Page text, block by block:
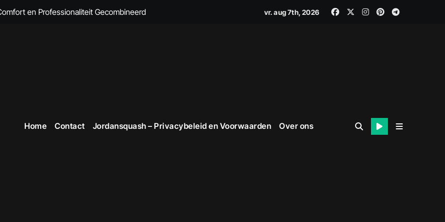
en Professionaliteit Gecombineerd
Overall Kopen voor Elke Gelegenheid
voor Dames
Veiligheid in Stijl
voor Stijlvolle en Functionele Outfits op de Werkvloer
Uitstraling op het Werk
Werkkleding in België
Werkkleding: Comfortabel en Duurzaam
vr. aug 7th, 2026
Home Contact Jordansquash – Privacybeleid en Voorwaarden Over ons